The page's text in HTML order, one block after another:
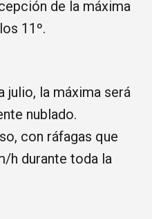
de la máxima
11º.
julio, la máxima será
nublado.
con ráfagas que
h durante toda la